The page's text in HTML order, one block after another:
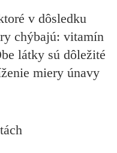
v dôsledku
chýbajú: vitamín
látky sú dôležité
miery únavy